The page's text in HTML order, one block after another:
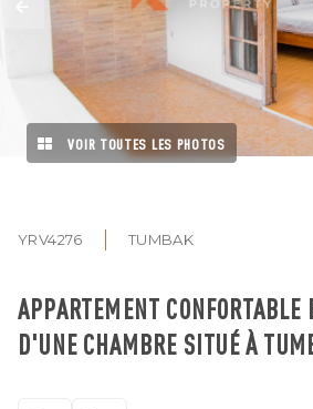
VOIR TOUTES LES PHOTOS
YRV4276 TUMBAK
APPARTEMENT
D'UNE CHAMBRE SITUÉ À